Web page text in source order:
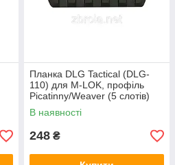
Планка DLG Tactical (DLG-
110) для M-LOK, профіль
Picatinny/Weaver (5 слотів)
олива
В наявності
248 ₴